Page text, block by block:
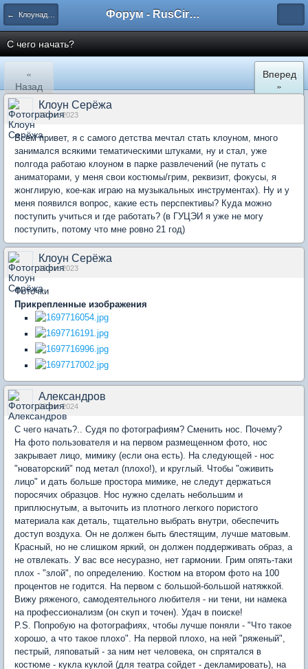
← Клоунада-мимы Форум - RusCircus.ru
С чего начать?
«
Назад
Вперед
»
Клоун Серёжа
19 окт 2023
Всем привет, я с самого детства мечтал стать клоуном, много
занимался всякими тематическими штуками, ну и стал, уже
полгода работаю клоуном в парке развлечений (не путать с
аниматорами, у меня свои костюмы/грим, реквизит, фокусы, я
жонглирую, кое-как играю на музыкальных инструментах). Ну и у
меня появился вопрос, какие есть перспективы? Куда можно
поступить учиться и где работать? (в ГУЦЭИ я уже не могу
поступить, потому что мне ровно 21 год)
Клоун Серёжа
19 окт 2023
Фоточки
Прикрепленные изображения
Александров
22 авг 2024
С чего начать?.. Судя по фотографиям? Сменить нос. Почему?
На фото пользователя и на первом размещенном фото, нос
закрывает лицо, мимику (если она есть). На следующей - нос
"новаторский" под метал (плохо!), и круглый. Чтобы "оживить
лицо" и дать больше простора мимике, не следут держаться
поросячих образцов. Нос нужно сделать небольшим и
приплюснутым, а выточить из плотного легкого пористого
материала как деталь, тщательно выбрать внутри, обеспечить
доступ воздуха. Он не должен быть блестящим, лучше матовым.
Красный, но не слишком яркий, он должен поддерживать образ, а
не отвлекать. У вас все несуразно, нет гармонии. Грим опять-таки
плох - "злой", по определению. Костюм на втором фото на 100
процентов не годится. На первом с большой-большой натяжкой.
Вижу ряженого, самодеятельного любителя - ни тени, ни намека
на профессионализм (он скуп и точен). Удач в поиске!
P.S. Попробую на фотографиях, чтобы лучше поняли - "Что такое
хорошо, а что такое плохо". На первой плохо, на ней "ряженый",
пестрый, ляповатый - за ним нет человека, он спрятался в
костюме - кукла куклой (для театра сойдет - декламировать), на